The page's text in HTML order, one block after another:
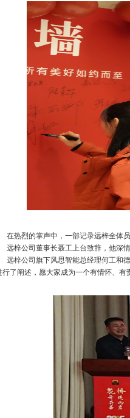
在热烈的掌声中，一部记录远梓全体
远梓公司董事长聂工上台致辞，他深
远梓公司旗下风思智能总经理何工和
行了阐述，愿大家成为一个有情怀、有